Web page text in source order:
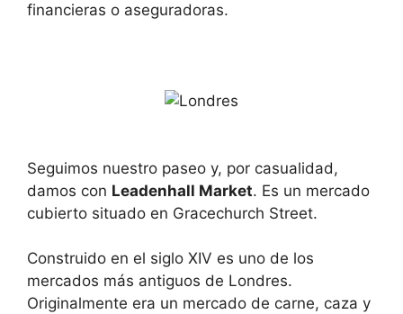
financieras o aseguradoras.
Seguimos nuestro paseo y, por casualidad,
damos con Leadenhall Market. Es un mercado
cubierto situado en Gracechurch Street.
Construido en el siglo XIV es uno de los
mercados más antiguos de Londres.
Originalmente era un mercado de carne, caza y